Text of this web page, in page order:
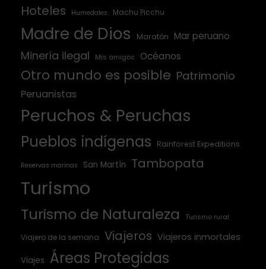
Hoteles Humedales Machu Picchu
Madre de Dios Maratón Mar peruano
Minería ilegal Mis amigos Océanos
Otro mundo es posible Patrimonio
Peruanistas
Peruchos & Peruchas
Pueblos indígenas Rainforest Expeditions
Reservas marinas San Martín Tambopata
Turismo
Turismo de Naturaleza Turismo rural
Viajero de la semana Viajeros Viajeros inmortales
Viajes Áreas Protegidas